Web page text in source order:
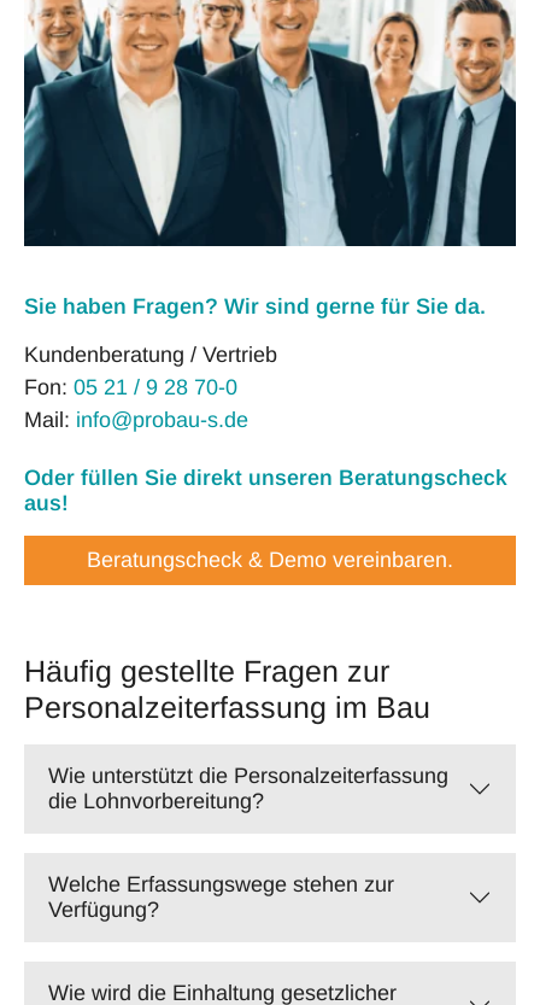
Sie haben Fragen? Wir sind gerne für Sie da.
Kundenberatung / Vertrieb
Fon: 05 21 / 9 28 70-0
Mail: info@probau-s.de
Oder füllen Sie direkt unseren Beratungscheck
aus!
Beratungscheck & Demo vereinbaren.
Häufig gestellte Fragen zur
Personalzeiterfassung im Bau
Wie unterstützt die Personalzeiterfassung
die Lohnvorbereitung?
Welche Erfassungswege stehen zur
Verfügung?
Wie wird die Einhaltung gesetzlicher